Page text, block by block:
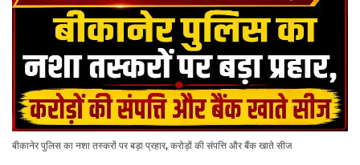
बीकानेर पुलिस का नशा तस्करों पर बड़ा प्रहार, करोड़ों की संपत्ति और बैंक खाते सीज